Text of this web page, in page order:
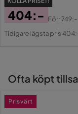
Pris
404:-
Original
Förr749:-
Tidigare lägsta pris
Ofta köpt
Prisvärt